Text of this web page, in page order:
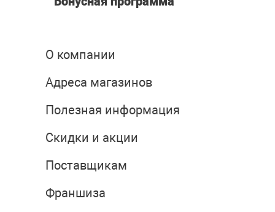
О компании
Адреса магазинов
Полезная информация
Скидки и акции
Поставщикам
Франшиза